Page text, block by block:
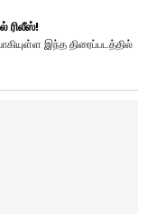
ரிலீஸ்!
இந்த திரைப்படத்தில்